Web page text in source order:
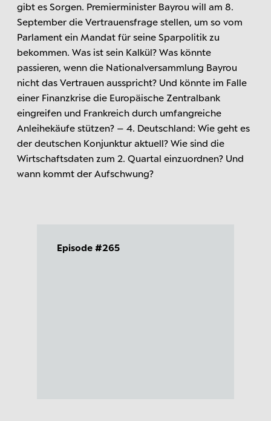
gibt es Sorgen. Premierminister Bayrou will am 8.
September die Vertrauensfrage stellen, um so vom
Parlament ein Mandat für seine Sparpolitik zu
bekommen. Was ist sein Kalkül? Was könnte
passieren, wenn die Nationalversammlung Bayrou
nicht das Vertrauen ausspricht? Und könnte im Falle
einer Finanzkrise die Europäische Zentralbank
eingreifen und Frankreich durch umfangreiche
Anleihekäufe stützen? – 4. Deutschland: Wie geht es
der deutschen Konjunktur aktuell? Wie sind die
Wirtschaftsdaten zum 2. Quartal einzuordnen? Und
wann kommt der Aufschwung?
Episode #265